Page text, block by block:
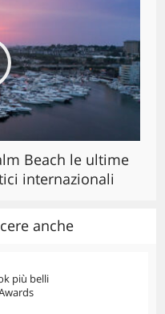
Beach le ultime
internazionali
anche
più belli